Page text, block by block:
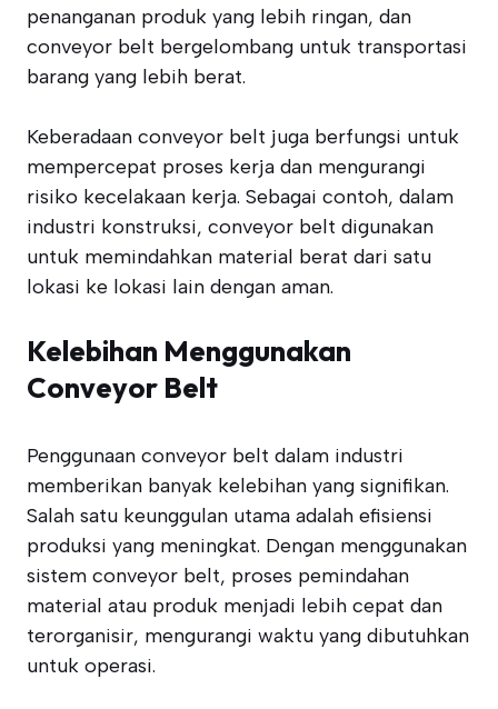
penanganan produk yang lebih ringan, dan
conveyor belt bergelombang untuk transportasi
barang yang lebih berat.
Keberadaan conveyor belt juga berfungsi untuk
mempercepat proses kerja dan mengurangi
risiko kecelakaan kerja. Sebagai contoh, dalam
industri konstruksi, conveyor belt digunakan
untuk memindahkan material berat dari satu
lokasi ke lokasi lain dengan aman.
Kelebihan Menggunakan
Conveyor Belt
Penggunaan conveyor belt dalam industri
memberikan banyak kelebihan yang signifikan.
Salah satu keunggulan utama adalah efisiensi
produksi yang meningkat. Dengan menggunakan
sistem conveyor belt, proses pemindahan
material atau produk menjadi lebih cepat dan
terorganisir, mengurangi waktu yang dibutuhkan
untuk operasi.